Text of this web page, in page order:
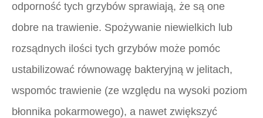
odporność tych grzybów sprawiają, że są one
dobre na trawienie. Spożywanie niewielkich lub
rozsądnych ilości tych grzybów może pomóc
ustabilizować równowagę bakteryjną w jelitach,
wspomóc trawienie (ze względu na wysoki poziom
błonnika pokarmowego), a nawet zwiększyć